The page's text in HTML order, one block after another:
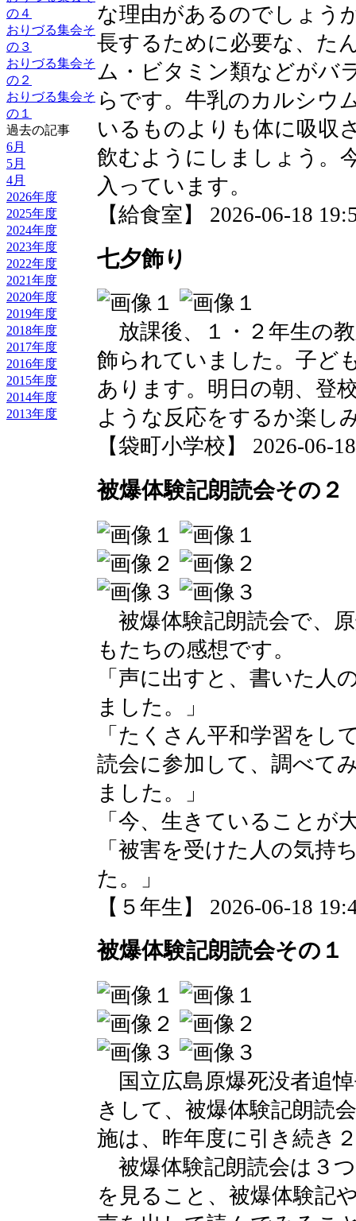
の４
おりづる集会そ
の３
おりづる集会そ
の２
おりづる集会そ
の１
過去の記事
6月
5月
4月
2026年度
2025年度
2024年度
2023年度
2022年度
2021年度
2020年度
2019年度
2018年度
2017年度
2016年度
2015年度
2014年度
2013年度
な理由があるのでしょう
長するために必要な、た
ム・ビタミン類などがバ
らです。牛乳のカルシウ
いるものよりも体に吸収
飲むようにしましょう。
入っています。
【給食室】 2026-06-18
七夕飾り
放課後、１・２年生の
飾られていました。子ど
あります。明日の朝、登
ような反応をするか楽し
【袋町小学校】 2026-06-
被爆体験記朗読会その２
被爆体験記朗読会で、
もたちの感想です。
「声に出すと、書いた人
ました。」
「たくさん平和学習をし
読会に参加して、調べて
ました。」
「今、生きていることが
「被害を受けた人の気持
た。」
【５年生】 2026-06-18
被爆体験記朗読会その１
国立広島原爆死没者追
きして、被爆体験記朗読
施は、昨年度に引き続き
被爆体験記朗読会は３
を見ること、被爆体験記